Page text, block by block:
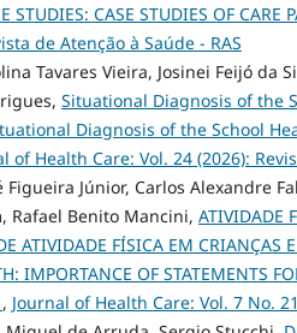
STUDIES: CASE STUDIES OF CARE
de Atenção à Saúde - RAS
Tavares Vieira, Josinei Feijó da
Situational Diagnosis of the
Diagnosis of the School
of Health Care: Vol. 24 (2026):
Figueira Júnior, Carlos Alexandre
Rafael Benito Mancini, ATIVIDADE
ATIVIDADE FÍSICA EM CRIANÇAS
IMPORTANCE OF STATEMENTS
, Journal of Health Care: Vol. 7 No.